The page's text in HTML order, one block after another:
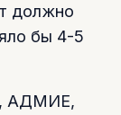
должно
бы 4-5
АДМИЕ,